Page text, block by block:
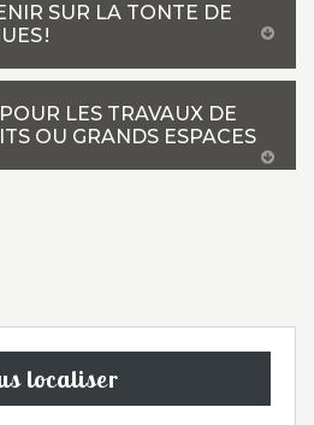
SUR LA TONTE DE
!
LES TRAVAUX DE
OU GRANDS ESPACES
localiser